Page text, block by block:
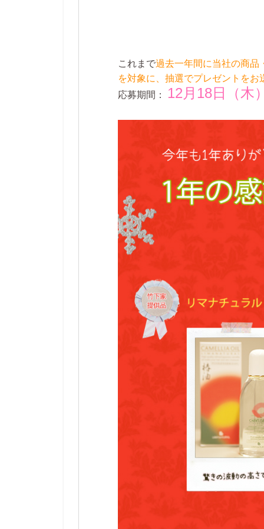
これまで過去一年間に当社の商品
を対象に、抽選でプレゼントをお
応募期間：
12月18日（木